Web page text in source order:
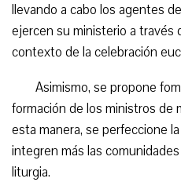
llevando a cabo los agentes
ejercen su ministerio a través
contexto de la celebración
Asimismo, se propone
formación de los ministros de
esta manera, se perfeccione
integren más las
liturgia.